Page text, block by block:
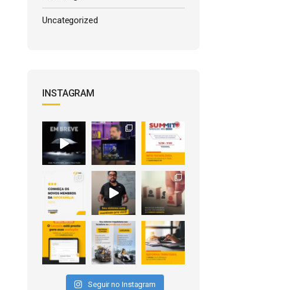
Uncategorized
INSTAGRAM
Seguir no Instagram